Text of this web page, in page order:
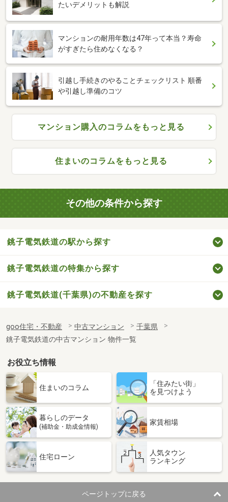
たいデメリットも解説
マンションの耐用年数は47年って本当？寿命
がすぎたら住めなくなる？
引越し手続きのやることチェックリスト 順番
や引越し準備のコツ
マンション購入のコラムをもっと見る
住まいのコラムをもっと見る
その他の条件から探す
銚子電気鉄道の駅から探す
銚子電気鉄道の特集から探す
銚子電気鉄道(千葉県)の不動産を探す
goo住宅・不動産 中古マンション
千葉県
銚子電気鉄道の中古マンション 物件一覧
お役立ち情報
住まいのコラム
「住みたい街」
を見つけよう
暮らしのデータ
(補助金・助成金情報)
家賃相場
住宅ローン
人気タウン
ランキング
ページトップに戻る